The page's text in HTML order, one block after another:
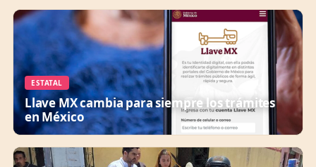
ESTATAL
Llave MX cambia para siempre los trámites
en México